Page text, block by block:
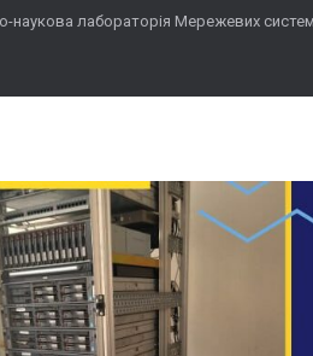
наукова лабораторія Мережевих систем